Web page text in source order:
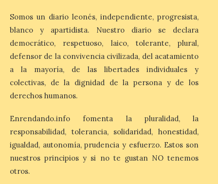
espectáculos nocturnos
de la Fuente Baños de
Diana previstos para los
días 8, 15 y 22 de agosto,
así como al encendido extraordinario del
día 25. La reserva de agua en el estanque
«El Mar», […]
El Descenso Internacional
del Sella arranca con el
homenaje a los campeones
y el izado de las banderas
autonómicas
Somos un diario leonés, independiente, progresista,
blanco y apartidista. Nuestro diario se declara
democrático, respetuoso, laico, tolerante, plural,
defensor de la convivencia civilizada, del acatamiento
a la mayoría, de las libertades individuales y
colectivas, de la dignidad de la persona y de los
derechos humanos.
Enrendando.info fomenta la pluralidad, la
responsabilidad, tolerancia, solidaridad, honestidad,
igualdad, autonomía, prudencia y esfuerzo. Estos son
nuestros principios y si no te gustan NO tenemos
otros.